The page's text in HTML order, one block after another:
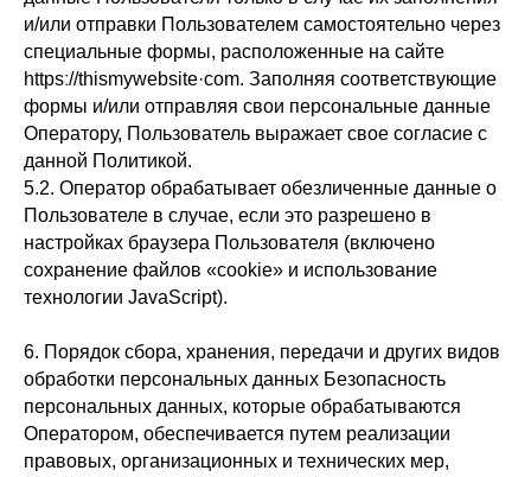
и/или отправки Пользователем самостоятельно через
специальные формы, расположенные на сайте
httpsː//thismywebsite·com. Заполняя соответствующие
формы и/или отправляя свои персональные данные
Оператору, Пользователь выражает свое согласие с
данной Политикой.
5.2. Оператор обрабатывает обезличенные данные о
Пользователе в случае, если это разрешено в
настройках браузера Пользователя (включено
сохранение файлов «cookie» и использование
технологии JavaScript).
6. Порядок сбора, хранения, передачи и других видов
обработки персональных данных Безопасность
персональных данных, которые обрабатываются
Оператором, обеспечивается путем реализации
правовых, организационных и технических мер,